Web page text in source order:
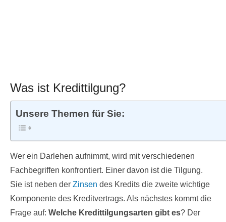
Was ist Kredittilgung?
Unsere Themen für Sie:
Wer ein Darlehen aufnimmt, wird mit verschiedenen
Fachbegriffen konfrontiert. Einer davon ist die Tilgung.
Sie ist neben der Zinsen des Kredits die zweite wichtige
Komponente des Kreditvertrags. Als nächstes kommt die
Frage auf: Welche Kredittilgungsarten gibt es? Der